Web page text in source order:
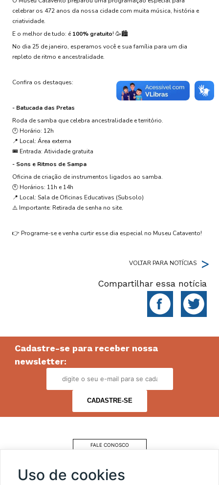
celebrar os 472 anos da nossa cidade com muita música, história e
criatividade.
E o melhor de tudo: é 100% gratuito! 🥳🏙️
No dia 25 de janeiro, esperamos você e sua família para um dia
repleto de ritmo e ancestralidade.
Confira os destaques:
- Batucada das Pretas
Roda de samba que celebra ancestralidade e território.
🕛 Horário: 12h
📍 Local: Área externa
🎟️ Entrada: Atividade gratuita
- Sons e Ritmos de Sampa
Oficina de criação de instrumentos ligados ao samba.
🕚 Horários: 11h e 14h
📍 Local: Sala de Oficinas Educativas (Subsolo)
⚠️ Importante: Retirada de senha no site.
👉 Programe-se e venha curtir esse dia especial no Museu Catavento!
VOLTAR PARA NOTÍCIAS >
Compartilhar essa notícia
Cadastre-se para receber nossa
newsletter:
FALE CONOSCO
ESTACIONAMENTO
Uso de cookies